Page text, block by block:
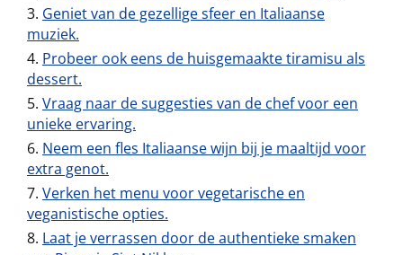
Geniet van de gezellige sfeer en Italiaanse
muziek.
Probeer ook eens de huisgemaakte tiramisu als
dessert.
Vraag naar de suggesties van de chef voor een
unieke ervaring.
Neem een fles Italiaanse wijn bij je maaltijd voor
extra genot.
Verken het menu voor vegetarische en
veganistische opties.
Laat je verrassen door de authentieke smaken